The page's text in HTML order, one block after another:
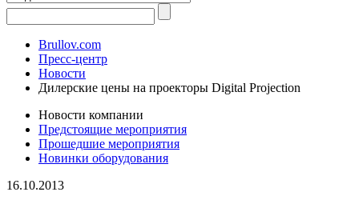
Brullov.com
Пресс-центр
Новости
Дилерские цены на проекторы Digital Projection
Новости компании
Предстоящие мероприятия
Прошедшие мероприятия
Новинки оборудования
16.10.2013